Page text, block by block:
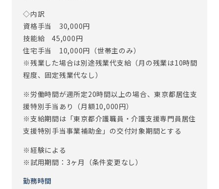
※定年制度あり（定年65歳）
◇内訳
資格手当 30,000円
技能給 45,000円
住宅手当 10,000円（世帯主のみ）
※残業した場合は別途残業代支給（月の残業は10時間
程度、固定残業代なし）
※労働時間が週所定20時間以上の場合、東京都居住支
援特別手当あり（月額10,000円）
※支給期間は「東京都介護職員・介護支援専門員居住
支援特別手当事業補助金」の交付対象期間とする
※経験による
※試用期間：3ヶ月（条件変更なし）
勤務時間